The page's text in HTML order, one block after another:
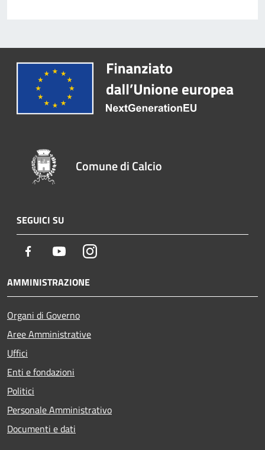
Comune di Calcio
SEGUICI SU
Facebook YoutubeInstagram
AMMINISTRAZIONE
Organi di Governo
Aree Amministrative
Uffici
Enti e fondazioni
Politici
Personale Amministrativo
Documenti e dati